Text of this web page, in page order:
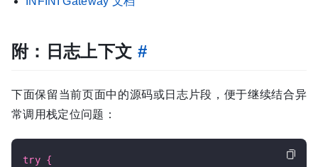
附：日志上下文 #
下面保留当前页面中的源码或日志片段，便于继续结合异
常调用栈定位问题：
try {